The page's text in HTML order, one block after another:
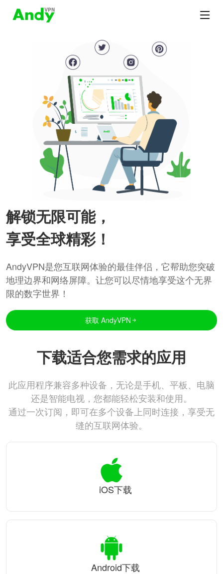
解锁无限可能，
享受全球精彩！
AndyVPN是您互联网体验的最佳伴侣，它帮助您突破
地理边界和网络屏障。让您可以尽情地享受这个无界
限的数字世界！
获取 AndyVPN
下载适合您需求的应用
此应用程序兼容多种设备，无论是手机、平板、电脑
还是智能电视，您都能轻松安装和使用。
通过一次订阅，即可在多个设备上同时连接，享受无
缝的互联网体验。
iOS下载
Android下载